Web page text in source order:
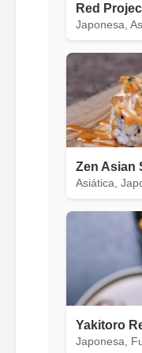
Red
Japonesa,
Zen Asian
Asiática,
Yakitoro
Japonesa,